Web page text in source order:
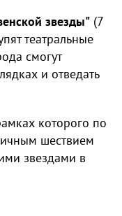
звезды" (7
театральные
смогут
и отведать
которого по
шествием
звездами в